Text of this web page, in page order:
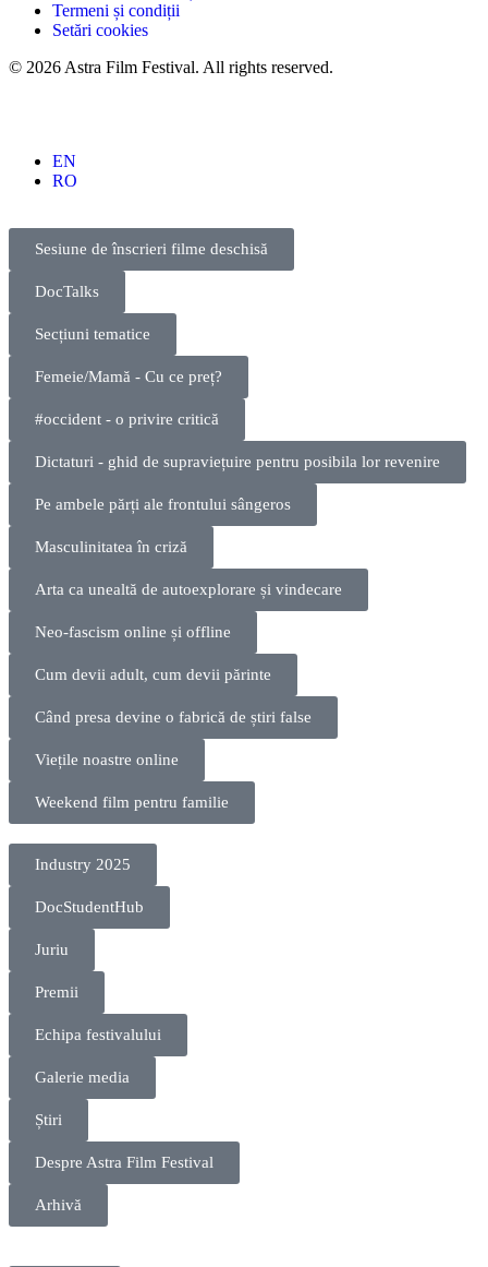
Termeni și condiții
Setări cookies
© 2026 Astra Film Festival. All rights reserved.
EN
RO
Sesiune de înscrieri filme deschisă
DocTalks
Secțiuni tematice
Femeie/Mamă - Cu ce preț?
#occident - o privire critică
Dictaturi - ghid de supraviețuire pentru posibila lor revenire
Pe ambele părți ale frontului sângeros
Masculinitatea în criză
Arta ca unealtă de autoexplorare și vindecare
Neo-fascism online și offline
Cum devii adult, cum devii părinte
Când presa devine o fabrică de știri false
Viețile noastre online
Weekend film pentru familie
Industry 2025
DocStudentHub
Juriu
Premii
Echipa festivalului
Galerie media
Știri
Despre Astra Film Festival
Arhivă